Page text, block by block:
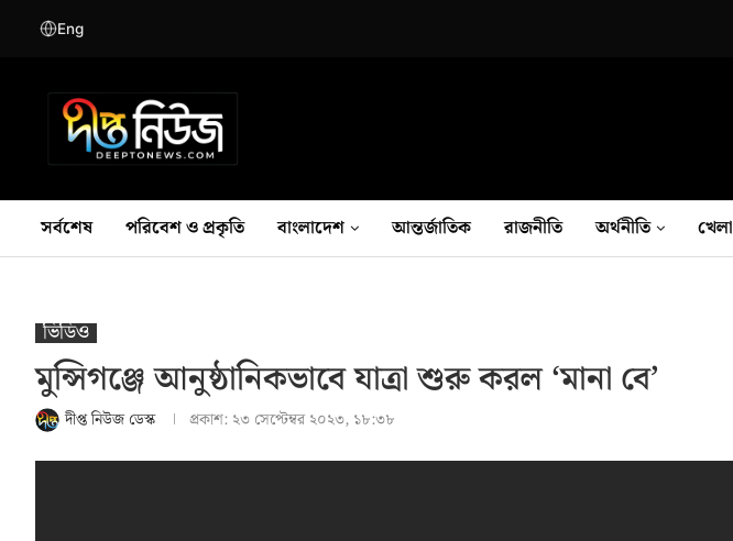
Eng
সর্বশেষ পরিবেশ ও প্রকৃতি বাংলাদেশ আন্তর্জাতিক রাজনীতি অর্থনীতি খেলা
ভিডিও
মুন্সিগঞ্জে আনুষ্ঠানিকভাবে যাত্রা শুরু করল ‘মানা বে’
দীপ্ত নিউজ ডেস্ক প্রকাশ: ২৩ সেপ্টেম্বর ২০২৩, ১৮:৩৮